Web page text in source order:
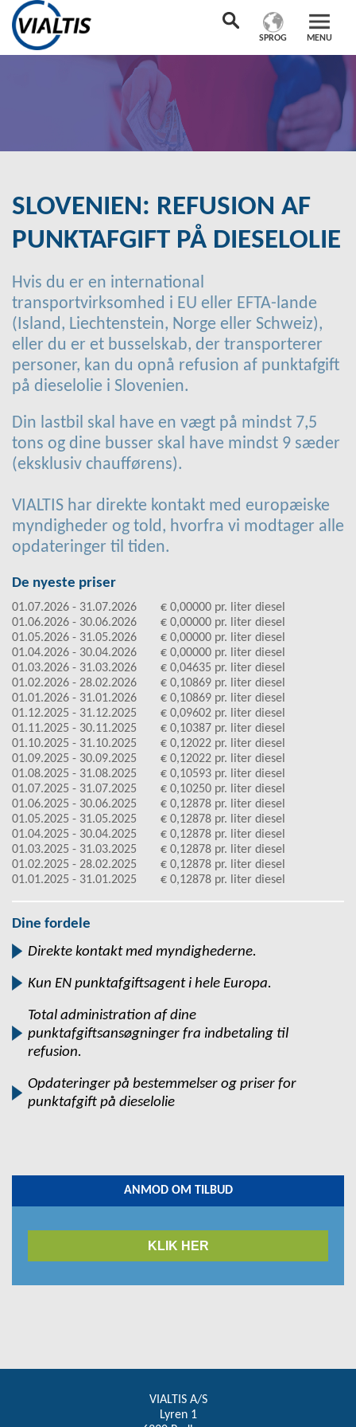
MENU
SPROG
SLOVENIEN: REFUSION AF
PUNKTAFGIFT PÅ DIESELOLIE
Hvis du er en international
transportvirksomhed i EU eller EFTA-lande
(Island, Liechtenstein, Norge eller Schweiz),
eller du er et busselskab, der transporterer
personer, kan du opnå refusion af punktafgift
på dieselolie i Slovenien.
Din lastbil skal have en vægt på mindst 7,5
tons og dine busser skal have mindst 9 sæder
(eksklusiv chaufførens).
VIALTIS har direkte kontakt med europæiske
myndigheder og told, hvorfra vi modtager alle
opdateringer til tiden.
De nyeste priser
01.07.2026 - 31.07.2026
€ 0,00000 pr. liter diesel
01.06.2026 - 30.06.2026
€ 0,00000 pr. liter diesel
01.05.2026 - 31.05.2026
€ 0,00000 pr. liter diesel
01.04.2026 - 30.04.2026
€ 0,00000 pr. liter diesel
01.03.2026 - 31.03.2026
€ 0,04635 pr. liter diesel
01.02.2026 - 28.02.2026
€ 0,10869 pr. liter diesel
01.01.2026 - 31.01.2026
€ 0,10869 pr. liter diesel
01.12.2025 - 31.12.2025
€ 0,09602 pr. liter diesel
01.11.2025 - 30.11.2025
€ 0,10387 pr. liter diesel
01.10.2025 - 31.10.2025
€ 0,12022 pr. liter diesel
01.09.2025 - 30.09.2025
€ 0,12022 pr. liter diesel
01.08.2025 - 31.08.2025
€ 0,10593 pr. liter diesel
01.07.2025 - 31.07.2025
€ 0,10250 pr. liter diesel
01.06.2025 - 30.06.2025
€ 0,12878 pr. liter diesel
01.05.2025 - 31.05.2025
€ 0,12878 pr. liter diesel
01.04.2025 - 30.04.2025
€ 0,12878 pr. liter diesel
01.03.2025 - 31.03.2025
€ 0,12878 pr. liter diesel
01.02.2025 - 28.02.2025
€ 0,12878 pr. liter diesel
01.01.2025 - 31.01.2025
€ 0,12878 pr. liter diesel
Dine fordele
Direkte kontakt med myndighederne.
Kun EN punktafgiftsagent i hele Europa.
Total administration af dine
punktafgiftsansøgninger fra indbetaling til
refusion.
Opdateringer på bestemmelser og priser for
punktafgift på dieselolie
ANMOD OM TILBUD
KLIK HER
VIALTIS A/S
Lyren 1